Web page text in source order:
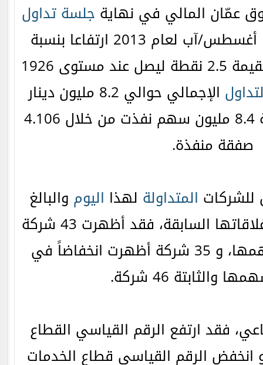
عمّان المالي في نهاية جلسة تداول
الاثنين بتاريخ 19 أغسطس/آب لعام 2013 ارتفاعا بنسبة
0.13% محققا مكاسب بقيمة 2.5 نقطة ليصل عند مستوى 1926
الإجمالي حوالي 8.2 مليون دينار
وعدد الأسهم المتداولة 8.4 مليون سهم نفذت من خلال 4.106
صفقة منفذة.
للشركات المتداولة لهذا اليوم والبالغ
عددها 124 شركة مع إغلاقاتها السابقة، فقد أظهرت 43 شركة
ارتفاعاً في أسعار أسهمها، و 35 شركة أظهرت انخفاضاً في
والثابتة 46 شركة.
فقد ارتفع الرقم القياسي القطاع
بنسبة 0.29%, و انخفض الرقم القياسي قطاع الخدمات